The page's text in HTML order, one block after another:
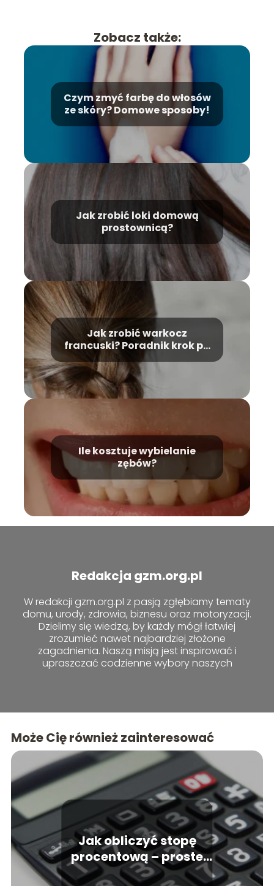
Zobacz także:
Czym zmyć farbę do włosów
ze skóry? Domowe sposoby!
Jak zrobić loki domową
prostownicą?
Jak zrobić warkocz
francuski? Poradnik krok po
kroku
Ile kosztuje wybielanie
zębów?
Redakcja gzm.org.pl
W redakcji gzm.org.pl z pasją zgłębiamy tematy
domu, urody, zdrowia, biznesu oraz motoryzacji.
Dzielimy się wiedzą, by każdy mógł łatwiej
zrozumieć nawet najbardziej złożone
zagadnienia. Naszą misją jest inspirować i
upraszczać codzienne wybory naszych
Może Cię również zainteresować
Jak obliczyć stopę
procentową – proste
sposoby i przykłady